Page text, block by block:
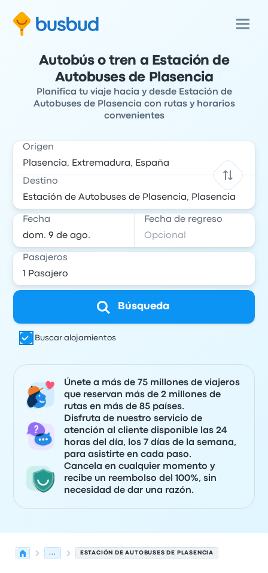
Autobús o tren a Estación de
Autobuses de Plasencia
Planifica tu viaje hacia y desde Estación de
Autobuses de Plasencia con rutas y horarios
convenientes
Origen
Destino
Fecha Fecha de regreso
Pasajeros
Búsqueda
Buscar alojamientos
Únete a más de 75 millones de viajeros
que reservan más de 2 millones de
rutas en más de 85 países.
Disfruta de nuestro servicio de
atención al cliente disponible las 24
horas del día, los 7 días de la semana,
para asistirte en cada paso.
Cancela en cualquier momento y
recibe un reembolso del 100%, sin
necesidad de dar una razón.
... ESTACIÓN DE AUTOBUSES DE PLASENCIA